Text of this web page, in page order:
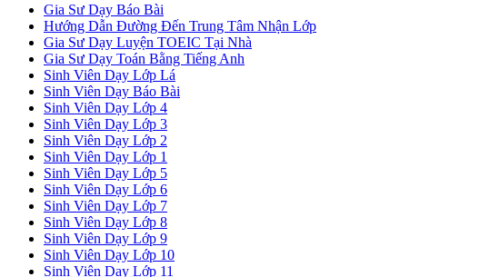
Gia Sư Dạy Báo Bài
Hướng Dẫn Đường Đến Trung Tâm Nhận Lớp
Gia Sư Dạy Luyện TOEIC Tại Nhà
Gia Sư Dạy Toán Bằng Tiếng Anh
Sinh Viên Dạy Lớp Lá
Sinh Viên Dạy Báo Bài
Sinh Viên Dạy Lớp 4
Sinh Viên Dạy Lớp 3
Sinh Viên Dạy Lớp 2
Sinh Viên Dạy Lớp 1
Sinh Viên Dạy Lớp 5
Sinh Viên Dạy Lớp 6
Sinh Viên Dạy Lớp 7
Sinh Viên Dạy Lớp 8
Sinh Viên Dạy Lớp 9
Sinh Viên Dạy Lớp 10
Sinh Viên Dạy Lớp 11